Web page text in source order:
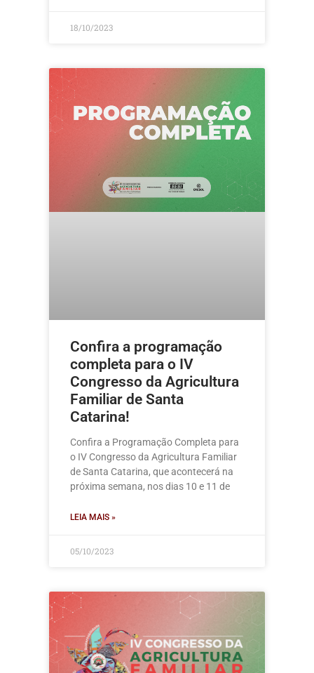
18/10/2023
Confira a programação
completa para o IV
Congresso da Agricultura
Familiar de Santa
Catarina!
Confira a Programação Completa para
o IV Congresso da Agricultura Familiar
de Santa Catarina, que acontecerá na
próxima semana, nos dias 10 e 11 de
LEIA MAIS »
05/10/2023